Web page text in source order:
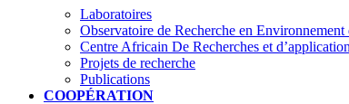
Laboratoires
Observatoire de Recherche en
Centre Africain De Recherches et
Projets de recherche
Publications
COOPÉRATION